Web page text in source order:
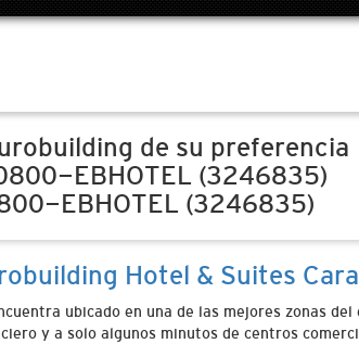
de su preferencia
EBHOTEL (3246835)
EBHOTEL (3246835)
Hotel & Suites
ubicado en una de las mejores zonas
y a solo algunos minutos de centros